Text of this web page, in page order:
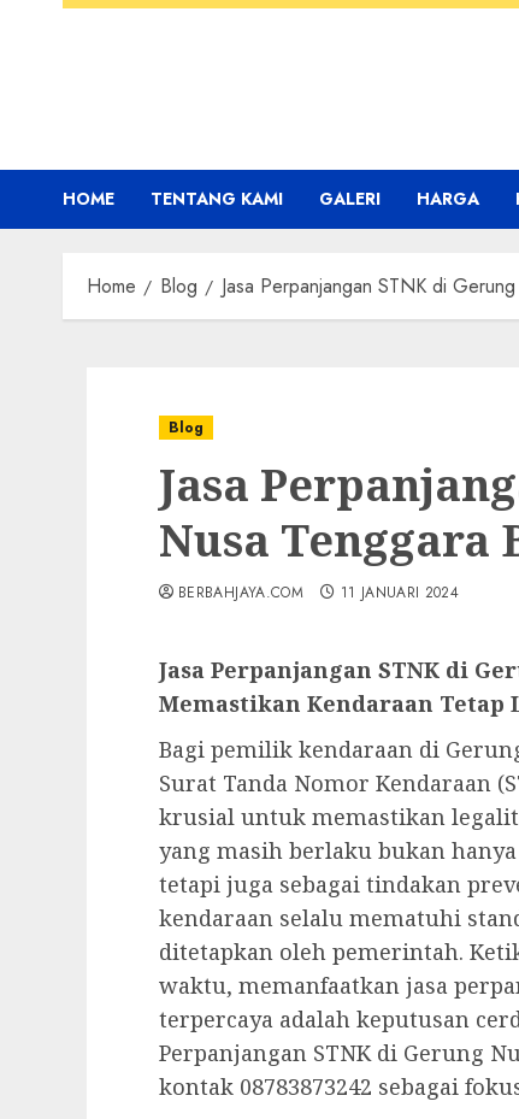
HOME TENTANG KAMI GALERI HARGA
Home Blog Jasa Perpanjangan STNK di
Blog
Jasa
Nusa Tenggara
BERBAHJAYA.COM 11 JANUARI 2024
Jasa Perpanjangan STNK di
Memastikan Kendaraan Tetap
Bagi pemilik kendaraan di
Surat Tanda Nomor Kendaraan
krusial untuk memastikan
yang masih berlaku bukan
tetapi juga sebagai tindakan
kendaraan selalu mematuhi
ditetapkan oleh pemerintah.
waktu, memanfaatkan jasa
terpercaya adalah keputusan
Perpanjangan STNK di Gerung
kontak 08783873242 sebagai